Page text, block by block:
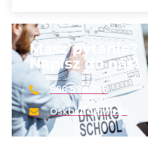
Masz pytanie?
Napisz do nas!
506 534 795
Oskbiuro@wp.pl